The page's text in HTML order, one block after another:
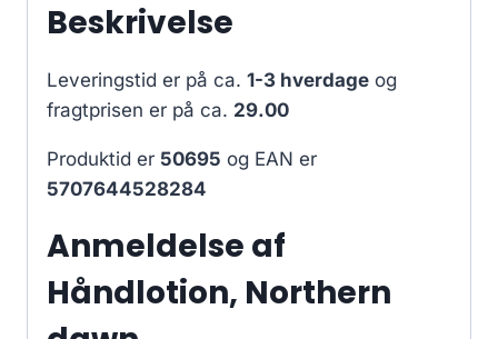
Beskrivelse
Leveringstid er på ca. 1-3 hverdage og
fragtprisen er på ca. 29.00
Produktid er 50695 og EAN er
5707644528284
Anmeldelse af
Håndlotion, Northern